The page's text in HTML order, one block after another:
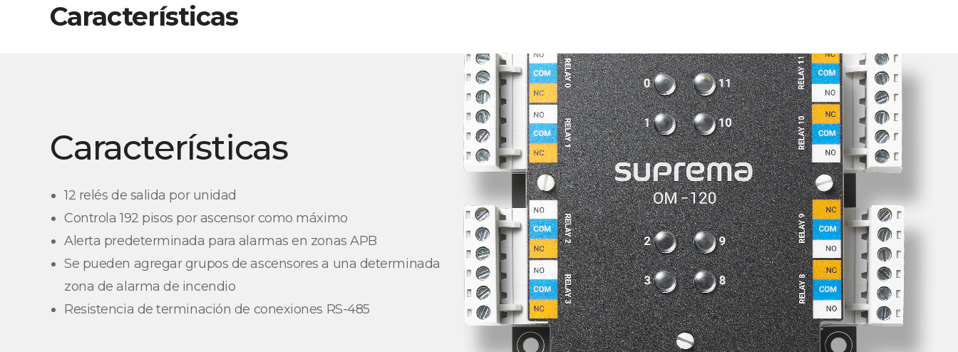
Características
Características
12 relés de salida por unidad
Controla 192 pisos por ascensor como máximo
Alerta predeterminada para alarmas en zonas APB
Se pueden agregar grupos de ascensores a una determinada
zona de alarma de incendio
Resistencia de terminación de conexiones RS-485